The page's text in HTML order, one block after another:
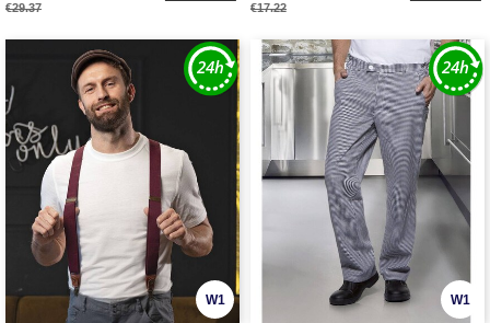
€29.37 €17.22
W1 W1